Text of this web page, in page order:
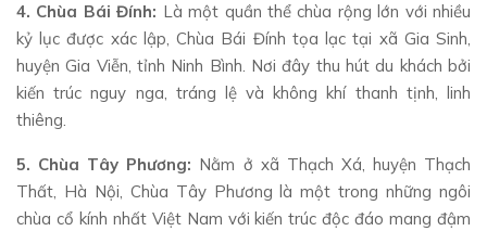
4. Chùa Bái Đính: Là một quần thể chùa rộng lớn với nhiều
kỷ lục được xác lập, Chùa Bái Đính tọa lạc tại xã Gia Sinh,
huyện Gia Viễn, tỉnh Ninh Bình. Nơi đây thu hút du khách bởi
kiến trúc nguy nga, tráng lệ và không khí thanh tịnh, linh
thiêng.
5. Chùa Tây Phương: Nằm ở xã Thạch Xá, huyện Thạch
Thất, Hà Nội, Chùa Tây Phương là một trong những ngôi
chùa cổ kính nhất Việt Nam với kiến trúc độc đáo mang đậm